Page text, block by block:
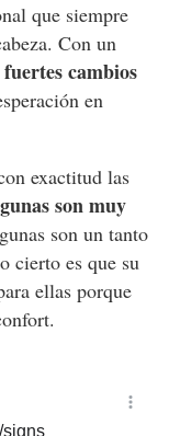
que siempre
Con un
fuertes cambios
en
exactitud las
son muy
son un tanto
cierto es que su
ellas porque